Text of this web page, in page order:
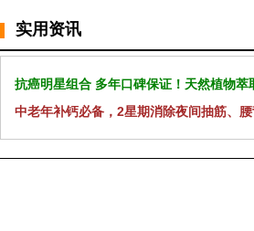
实用资讯
抗癌明星组合 多年口碑保证！天然植物萃
中老年补钙必备，2星期消除夜间抽筋、